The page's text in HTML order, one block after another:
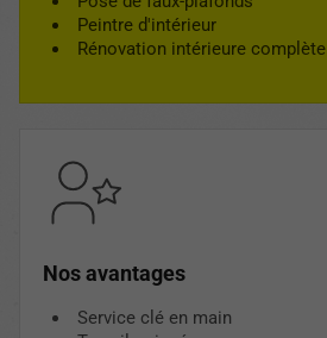
Peintre d'intérieur
Rénovation intérieure complète
Nos avantages
Service clé en main